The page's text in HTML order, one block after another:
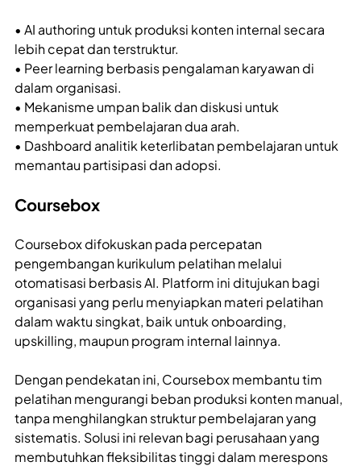
• AI authoring untuk produksi konten internal secara
lebih cepat dan terstruktur.
• Peer learning berbasis pengalaman karyawan di
dalam organisasi.
• Mekanisme umpan balik dan diskusi untuk
memperkuat pembelajaran dua arah.
• Dashboard analitik keterlibatan pembelajaran untuk
memantau partisipasi dan adopsi.
Coursebox
Coursebox difokuskan pada percepatan
pengembangan kurikulum pelatihan melalui
otomatisasi berbasis AI. Platform ini ditujukan bagi
organisasi yang perlu menyiapkan materi pelatihan
dalam waktu singkat, baik untuk onboarding,
upskilling, maupun program internal lainnya.
Dengan pendekatan ini, Coursebox membantu tim
pelatihan mengurangi beban produksi konten manual,
tanpa menghilangkan struktur pembelajaran yang
sistematis. Solusi ini relevan bagi perusahaan yang
membutuhkan fleksibilitas tinggi dalam merespons